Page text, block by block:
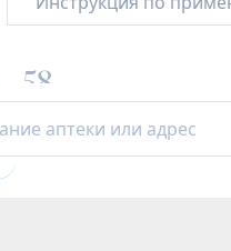
58